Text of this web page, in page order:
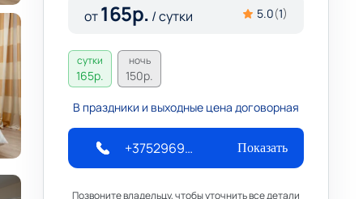
от165р. / сутки 5.0(1)
сутки
165р.
ночь
150р.
В праздники и выходные цена договорная
+375296959461 Показать
Позвоните владельцу, чтобы уточнить все детали